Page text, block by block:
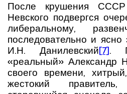
После крушения
Невского подвергся
либеральному,
последовательно и ясно
И.Н. Данилевский[7].
«реальный» Александр
своего времени,
жестокий